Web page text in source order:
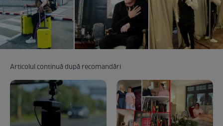
Articolul continuă după recomandări